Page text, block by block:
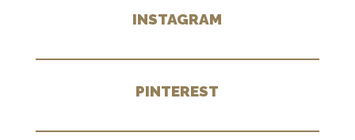
INSTAGRAM
PINTEREST